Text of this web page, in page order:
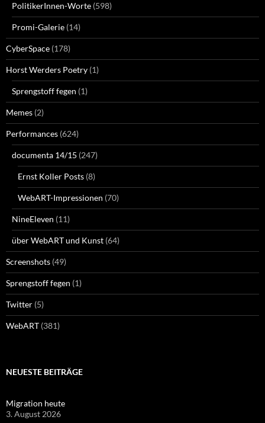
PolitikerInnen-Worte (598)
Promi-Galerie (14)
CyberSpace (178)
Horst Werders Poetry (1)
Sprengstoff fegen (1)
Memes (2)
Performances (624)
documenta 14/15 (247)
Ernst Koller Posts (8)
WebART-Impressionen (70)
NineEleven (11)
über WebART und Kunst (64)
Screenshots (49)
Sprengstoff fegen (1)
Twitter (5)
WebART (381)
NEUESTE BEITRÄGE
Migration heute
3. August 2026